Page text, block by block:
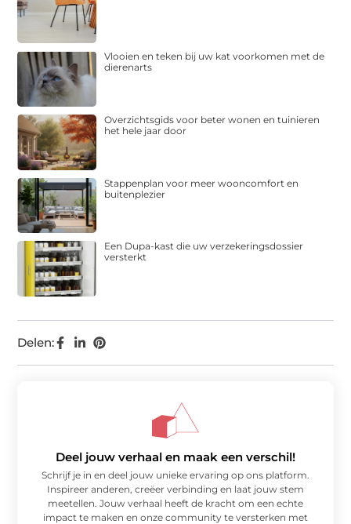
Delen:
Vlooien en teken bij uw kat voorkomen met de
dierenarts
Overzichtsgids voor beter wonen en tuinieren
het hele jaar door
Stappenplan voor meer wooncomfort en
buitenplezier
Een Dupa-kast die uw verzekeringsdossier
versterkt
Deel jouw verhaal en maak een verschil!
Schrijf je in en deel jouw unieke ervaring op ons platform.
Inspireer anderen, creëer verbinding en laat jouw stem
meetellen. Jouw verhaal heeft de kracht om een echte
impact te maken en onze community te versterken met